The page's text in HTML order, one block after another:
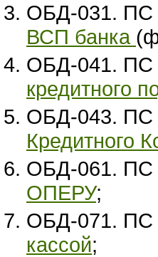
ОБД-031. ПС
ВСП банка
ОБД-041. ПС
кредитного
ОБД-043. ПС
Кредитного
ОБД-061. ПС
ОПЕРУ;
ОБД-071. ПС
кассой;